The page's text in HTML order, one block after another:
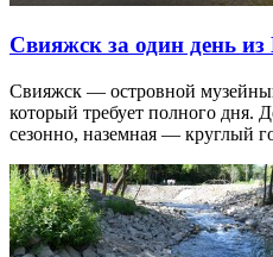
Свияжск за один день из
Свияжск — островной
который требует полного дня.
сезонно, наземная — круглый